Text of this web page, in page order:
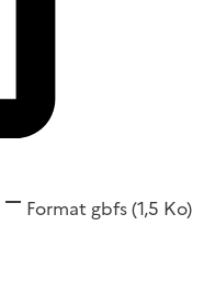
Format gbfs(1,5 Ko)